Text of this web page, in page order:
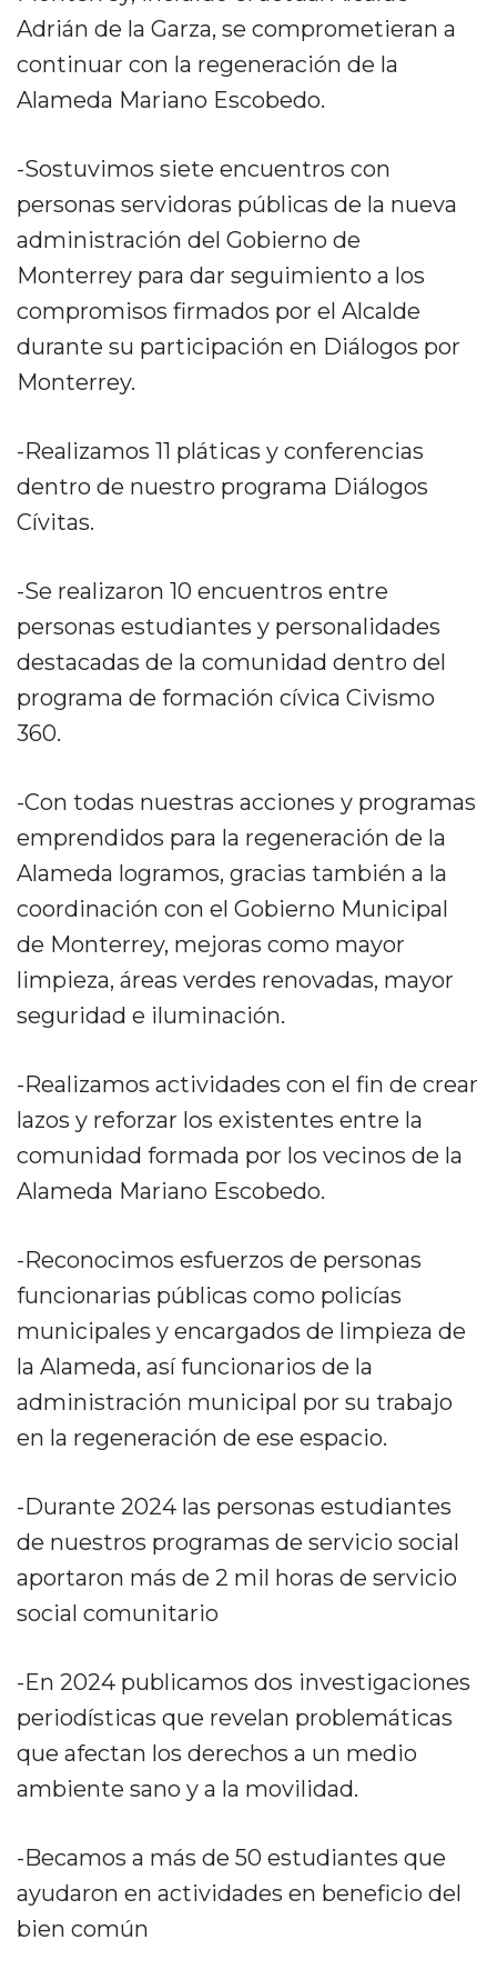
Adrián de la Garza, se comprometieran a
continuar con la regeneración de la
Alameda Mariano Escobedo.
-Sostuvimos siete encuentros con
personas servidoras públicas de la nueva
administración del Gobierno de
Monterrey para dar seguimiento a los
compromisos firmados por el Alcalde
durante su participación en Diálogos por
Monterrey.
-Realizamos 11 pláticas y conferencias
dentro de nuestro programa Diálogos
Cívitas.
-Se realizaron 10 encuentros entre
personas estudiantes y personalidades
destacadas de la comunidad dentro del
programa de formación cívica Civismo
360.
-Con todas nuestras acciones y programas
emprendidos para la regeneración de la
Alameda logramos, gracias también a la
coordinación con el Gobierno Municipal
de Monterrey, mejoras como mayor
limpieza, áreas verdes renovadas, mayor
seguridad e iluminación.
-Realizamos actividades con el fin de crear
lazos y reforzar los existentes entre la
comunidad formada por los vecinos de la
Alameda Mariano Escobedo.
-Reconocimos esfuerzos de personas
funcionarias públicas como policías
municipales y encargados de limpieza de
la Alameda, así funcionarios de la
administración municipal por su trabajo
en la regeneración de ese espacio.
-Durante 2024 las personas estudiantes
de nuestros programas de servicio social
aportaron más de 2 mil horas de servicio
social comunitario
-En 2024 publicamos dos investigaciones
periodísticas que revelan problemáticas
que afectan los derechos a un medio
ambiente sano y a la movilidad.
-Becamos a más de 50 estudiantes que
ayudaron en actividades en beneficio del
bien común